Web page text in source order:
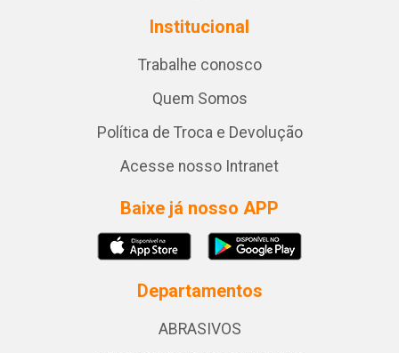
Institucional
Trabalhe conosco
Quem Somos
Política de Troca e Devolução
Acesse nosso Intranet
Baixe já nosso APP
Departamentos
ABRASIVOS